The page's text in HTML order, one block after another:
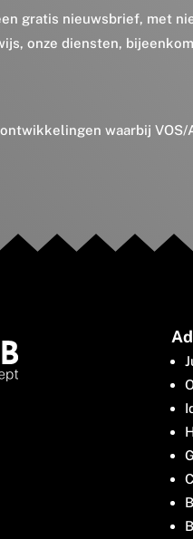
gratis nieuwsbrief, met
onze diensten,
waarbij VOS/